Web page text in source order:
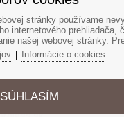
stránky používame
internetového
našej webovej stránky.
Informácie o cookies
SÚHLASÍM